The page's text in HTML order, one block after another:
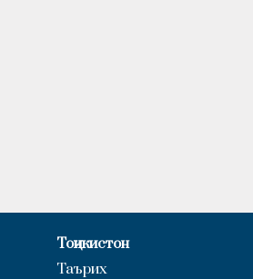
Тоҷикистон
Таърих